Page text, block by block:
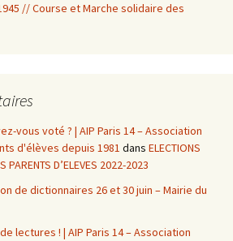
// Course et Marche solidaire des
vous voté ? | AIP Paris 14 – Association
d'élèves depuis 1981 dans ELECTIONS
PARENTS D’ELEVES 2022-2023
de dictionnaires 26 et 30 juin – Mairie du
lectures ! | AIP Paris 14 – Association